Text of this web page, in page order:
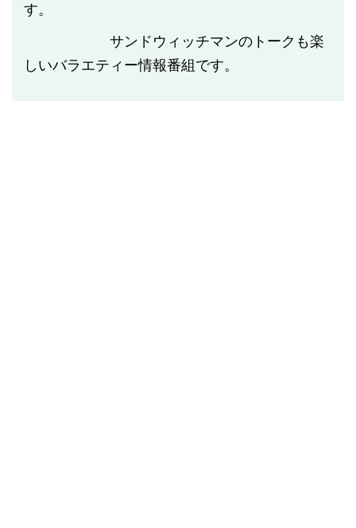
す。
サンドウィッチマンのトークも楽
しいバラエティー情報番組です。